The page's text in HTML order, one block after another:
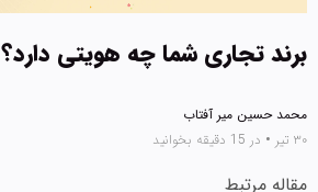
برند تجاری شما چه هویتی دارد؟
محمد حسین میر آفتاب
۳۰ تیر
• در 15 دقیقه بخوانید
مقاله مرتبط